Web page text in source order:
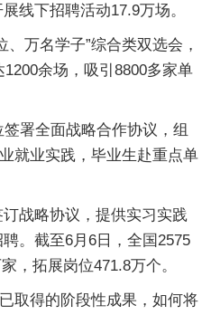
线下招聘活动17.9万场。
万名学子”综合类双选会，
余场，吸引8800多家单
署全面战略合作协议，组
就业实践，毕业生赴重点单
战略协议，提供实习实践
。截至6月6日，全国2575
，拓展岗位471.8万个。
取得的阶段性成果，如何将